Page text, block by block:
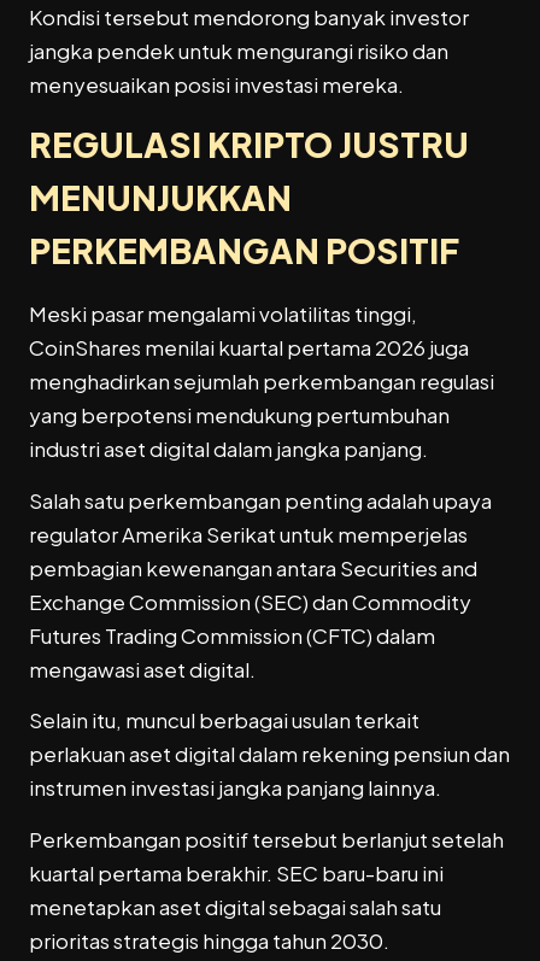
Kondisi tersebut mendorong banyak investor
jangka pendek untuk mengurangi risiko dan
menyesuaikan posisi investasi mereka.
REGULASI KRIPTO JUSTRU
MENUNJUKKAN
PERKEMBANGAN POSITIF
Meski pasar mengalami volatilitas tinggi,
CoinShares menilai kuartal pertama 2026 juga
menghadirkan sejumlah perkembangan regulasi
yang berpotensi mendukung pertumbuhan
industri aset digital dalam jangka panjang.
Salah satu perkembangan penting adalah upaya
regulator Amerika Serikat untuk memperjelas
pembagian kewenangan antara Securities and
Exchange Commission (SEC) dan Commodity
Futures Trading Commission (CFTC) dalam
mengawasi aset digital.
Selain itu, muncul berbagai usulan terkait
perlakuan aset digital dalam rekening pensiun dan
instrumen investasi jangka panjang lainnya.
Perkembangan positif tersebut berlanjut setelah
kuartal pertama berakhir. SEC baru-baru ini
menetapkan aset digital sebagai salah satu
prioritas strategis hingga tahun 2030.